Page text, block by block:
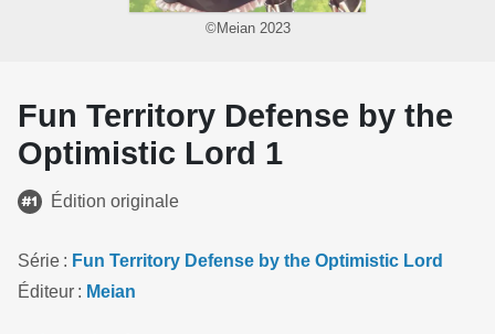
©Meian 2023
Fun Territory Defense by the
Optimistic Lord 1
Édition originale
Série
Fun Territory Defense by the Optimistic Lord
Éditeur
Meian